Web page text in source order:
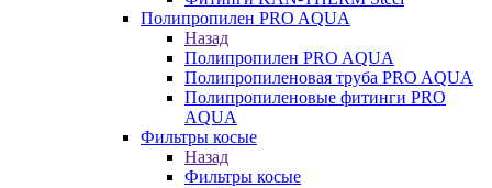
Полипропилен PRO AQUA
Назад
Полипропилен PRO AQUA
Полипропиленовая труба PRO AQUA
Полипропиленовые фитинги PRO
AQUA
Фильтры косые
Назад
Фильтры косые